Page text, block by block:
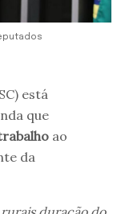
está
que
ao
da